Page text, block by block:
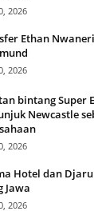
2026
Ethan
2026
bintang Super
Newcastle
2026
Hotel dan
Jawa
2026